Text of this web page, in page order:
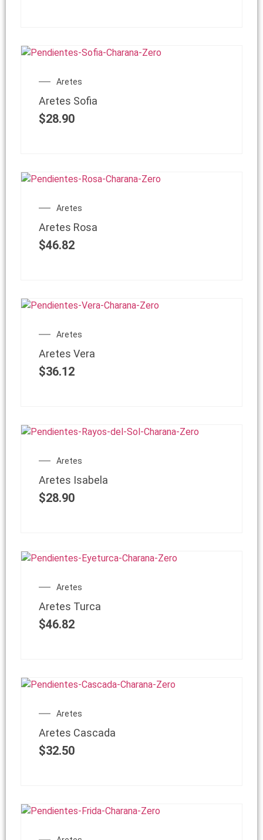
Aretes
Aretes Sofia
$28.90
Aretes
Aretes Rosa
$46.82
Aretes
Aretes Vera
$36.12
Aretes
Aretes Isabela
$28.90
Aretes
Aretes Turca
$46.82
Aretes
Aretes Cascada
$32.50